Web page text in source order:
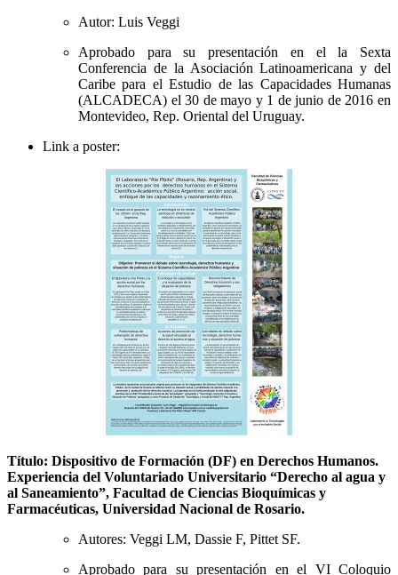
Autor: Luis Veggi
Aprobado para su presentación en el la Sexta
Conferencia de la Asociación Latinoamericana y del
Caribe para el Estudio de las Capacidades Humanas
(ALCADECA) el 30 de mayo y 1 de junio de 2016 en
Montevideo, Rep. Oriental del Uruguay.
Link a poster:
Título: Dispositivo de Formación (DF) en Derechos Humanos.
Experiencia del Voluntariado Universitario “Derecho al agua y
al Saneamiento”, Facultad de Ciencias Bioquímicas y
Farmacéuticas, Universidad Nacional de Rosario.
Autores: Veggi LM, Dassie F, Pittet SF.
Aprobado para su presentación en el VI Coloquio